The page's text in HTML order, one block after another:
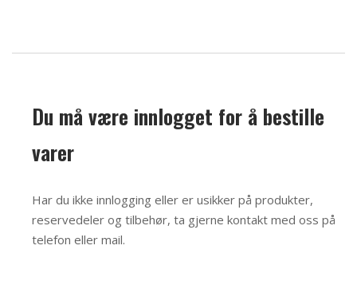
Du må være innlogget for å bestille
varer
Har du ikke innlogging eller er usikker på produkter,
reservedeler og tilbehør, ta gjerne kontakt med oss på
telefon eller mail.